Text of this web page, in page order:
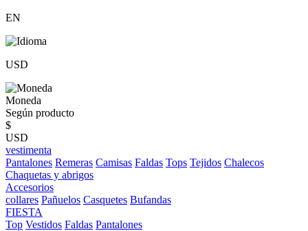
EN
USD
Moneda
Según producto
$
USD
vestimenta
Pantalones Remeras Camisas Faldas Tops Tejidos Chalecos
Chaquetas y abrigos
Accesorios
collares Pañuelos Casquetes Bufandas
FIESTA
Top Vestidos Faldas Pantalones